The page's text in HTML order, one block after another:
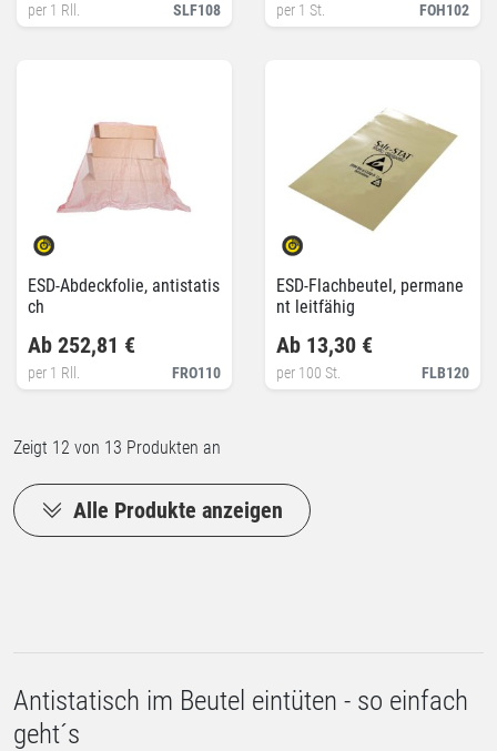
SLF108
per 1 Rll. FOH102
per 1 St.
ESD-Abdeckfolie, antistatis
ch
FRO110
Ab 252,81 €
per 1 Rll.
ESD-Flachbeutel, permane
nt leitfähig
FLB120
Ab 13,30 €
per 100 St.
Zeigt 12 von 13 Produkten an
Alle Produkte anzeigen
Antistatisch im Beutel eintüten - so einfach
geht´s